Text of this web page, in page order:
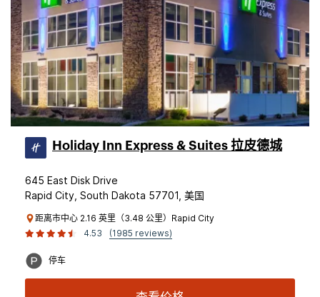
Holiday Inn Express & Suites 拉皮德城
645 East Disk Drive
Rapid City, South Dakota 57701, 美国
距离市中心 2.16 英里（3.48 公里）Rapid City
4.53
(1985 reviews)
停车